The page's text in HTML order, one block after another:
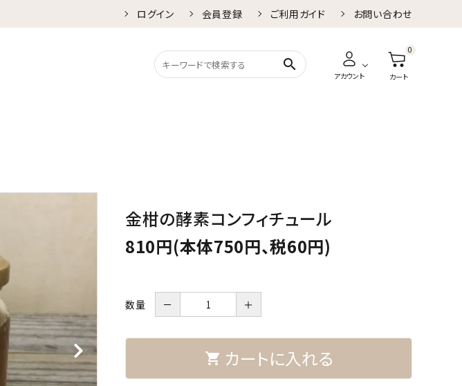
ログイン 会員登録 ご利用ガイド お問い合わせ
search
アカウント
0
カート
金柑の酵素コンフィチュール
810円(本体750円、税60円)
数量 － ＋
shopping_cart カートに入れる